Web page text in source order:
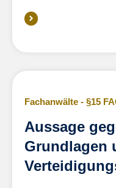
Fachanwälte - §15
Aussage
Grundlagen